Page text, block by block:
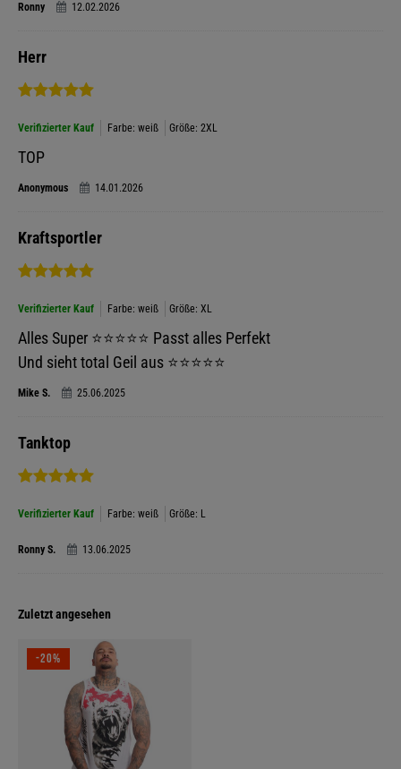
Ronny 12.02.2026
Herr
Verifizierter Kauf Farbe: weiß Größe: 2XL
TOP
Anonymous 14.01.2026
Kraftsportler
Verifizierter Kauf Farbe: weiß Größe: XL
Alles Super ⭐️⭐️⭐️⭐️⭐️ Passt alles Perfekt
Und sieht total Geil aus ⭐️⭐️⭐️⭐️⭐️
Mike S. 25.06.2025
Tanktop
Verifizierter Kauf Farbe: weiß Größe: L
Ronny S. 13.06.2025
Zuletzt angesehen
-20%